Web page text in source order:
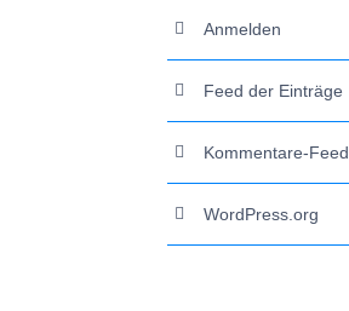
Anmelden
Feed der Einträge
Kommentare-Feed
WordPress.org